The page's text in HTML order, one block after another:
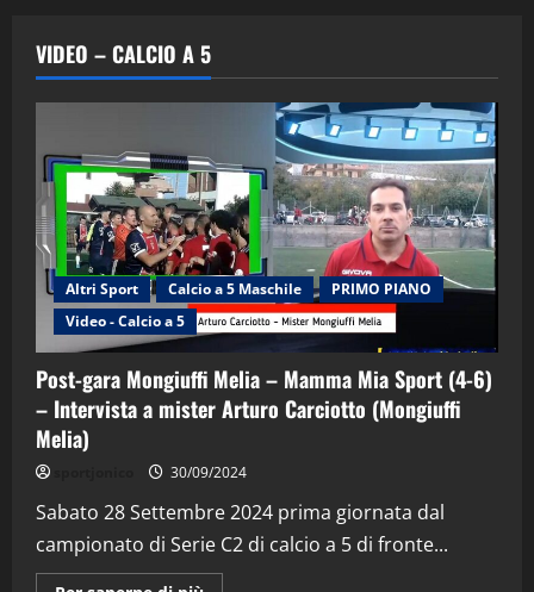
VIDEO – CALCIO A 5
Altri Sport Calcio a 5 Maschile
PRIMO PIANO
Video - Calcio a 5
Post-gara Mongiuffi Melia – Mamma Mia Sport (4-6)
– Intervista a mister Arturo Carciotto (Mongiuffi
Melia)
30/09/2024
Sabato 28 Settembre 2024 prima giornata dal
campionato di Serie C2 di calcio a 5 di fronte...
2
“SportEmpire” in Podcast: 29^ Puntata
(Martedi 28 Aprile 2026)
28/04/2026